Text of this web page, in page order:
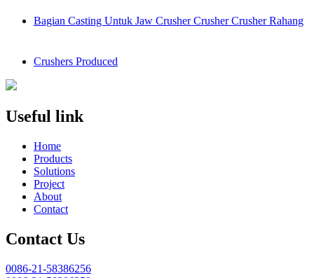
Bagian Casting Untuk Jaw Crusher Crusher Crusher Rahang
Crushers Produced
Useful link
Home
Products
Solutions
Project
About
Contact
Contact Us
0086-21-58386256